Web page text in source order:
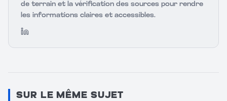
de terrain et la vérification des sources pour rendre
les informations claires et accessibles.
SUR LE MÊME SUJET